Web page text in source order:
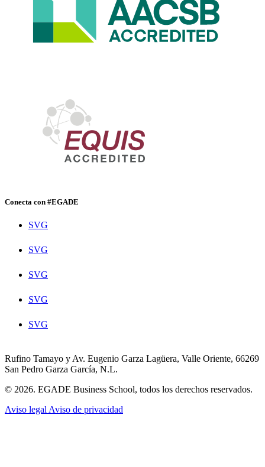
Conecta con #EGADE
SVG
SVG
SVG
SVG
SVG
Rufino Tamayo y Av. Eugenio Garza Lagüera, Valle Oriente, 66269
San Pedro Garza García, N.L.
© 2026. EGADE Business School, todos los derechos reservados.
Aviso legal Aviso de privacidad